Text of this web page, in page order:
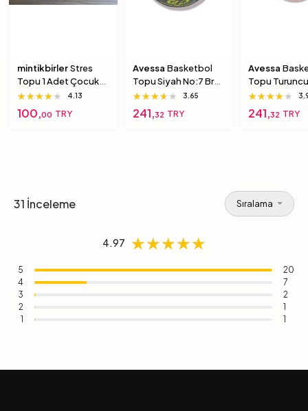
mintikbirlerStres
Topu 1 Adet Çocuk
Için Yumuşak
Süngerimsi Içi Dolu
Top 6 Numara
★★★★★
★★★★★
★★★★★ 4.13
100,00 TRY
Avessa Basketbol
Topu Siyah No:7 Brc-
7 7 Numara
★★★★★
★★★★★
★★★★★ 3.65
241,32 TRY
Avessa
Topu
Brc-7 5
★★★★★
★★★★★
★★★★★
241,32 TRY
31 İnceleme Sıralama
4.97 ★★★★★
★★★★★
★★★★★
5
20
4
7
3
2
2
1
1
1